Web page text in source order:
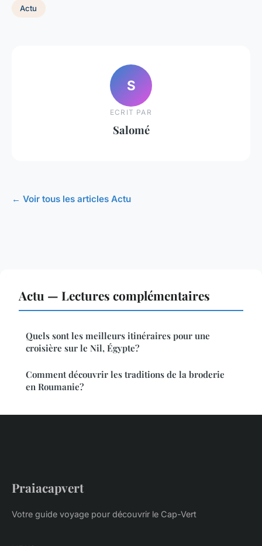
Actu
S
ECRIT PAR
Salomé
← Voir tous les articles Actu
Actu — Lectures complémentaires
Quels sont les meilleurs itinéraires pour une
croisière sur le Nil, Égypte?
Comment découvrir les traditions de la broderie
en Roumanie?
Praiacapvert
Votre guide voyage pour découvrir le Cap-Vert